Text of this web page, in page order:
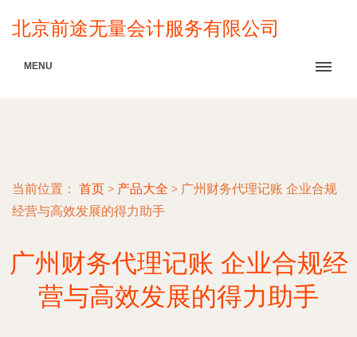
北京前途无量会计服务有限公司
MENU
当前位置： 首页 > 产品大全 > 广州财务代理记账 企业合规
经营与高效发展的得力助手
广州财务代理记账 企业合规经
营与高效发展的得力助手